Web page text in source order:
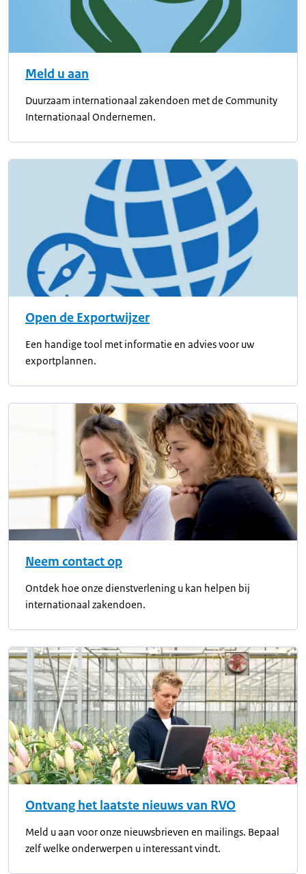
Meld u aan
Duurzaam internationaal zakendoen met de Community
Internationaal Ondernemen.
Open de Exportwijzer
Een handige tool met informatie en advies voor uw
exportplannen.
Neem contact op
Ontdek hoe onze dienstverlening u kan helpen bij
internationaal zakendoen.
Ontvang het laatste nieuws van RVO
Meld u aan voor onze nieuwsbrieven en mailings. Bepaal
zelf welke onderwerpen u interessant vindt.